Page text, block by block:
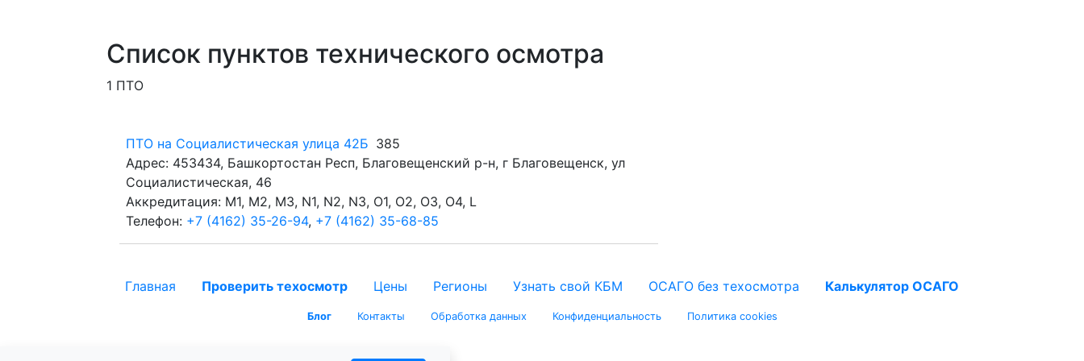
Список пунктов технического осмотра
1 ПТО
ПТО на Социалистическая улица 42Б 385
Адрес: 453434, Башкортостан Респ, Благовещенский р-н, г Благовещенск, ул
Социалистическая, 46
Аккредитация: M1, M2, M3, N1, N2, N3, O1, O2, O3, O4, L
Телефон: +7 (4162) 35-26-94, +7 (4162) 35-68-85
Главная Проверить техосмотр Цены Регионы Узнать свой КБМ ОСАГО без техосмотра Калькулятор ОСАГО
Блог Контакты Обработка данных Конфиденциальность Политика cookies